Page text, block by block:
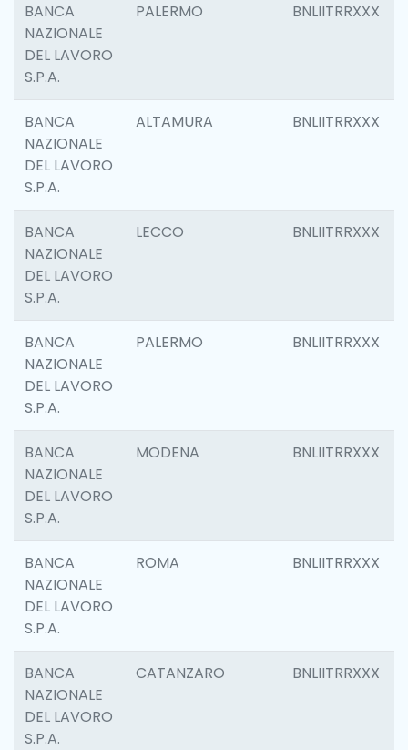
BANCA
NAZIONALE
DEL LAVORO
S.P.A.
PALERMO BNLIITRRXXX
BANCA
NAZIONALE
DEL LAVORO
S.P.A.
ALTAMURA BNLIITRRXXX
BANCA
NAZIONALE
DEL LAVORO
S.P.A.
LECCO BNLIITRRXXX
BANCA
NAZIONALE
DEL LAVORO
S.P.A.
PALERMO BNLIITRRXXX
BANCA
NAZIONALE
DEL LAVORO
S.P.A.
MODENA BNLIITRRXXX
BANCA
NAZIONALE
DEL LAVORO
S.P.A.
ROMA BNLIITRRXXX
BANCA
NAZIONALE
DEL LAVORO
S.P.A.
CATANZARO BNLIITRRXXX